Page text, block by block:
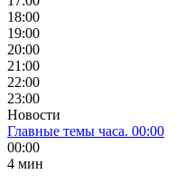
18:00
19:00
20:00
21:00
22:00
23:00
Новости
Главные темы часа. 00:00
00:00
4 мин